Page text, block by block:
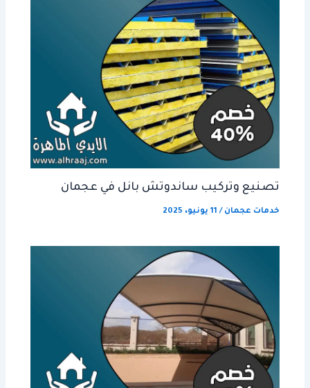
تصنيع وتركيب ساندوتش بانل في عجمان
خدمات عجمان / 11 يونيو، 2025